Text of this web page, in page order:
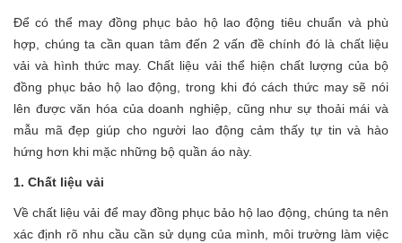
Để có thể may đồng phục bảo hộ lao động tiêu chuẩn và phù
hợp, chúng ta cần quan tâm đến 2 vấn đề chính đó là chất liệu
vải và hình thức may. Chất liệu vải thể hiện chất lượng của bộ
đồng phục bảo hộ lao động, trong khi đó cách thức may sẽ nói
lên được văn hóa của doanh nghiệp, cũng như sự thoải mái và
mẫu mã đẹp giúp cho người lao động cảm thấy tự tin và hào
hứng hơn khi mặc những bộ quần áo này.
1. Chất liệu vải
Về chất liệu vải để may đồng phục bảo hộ lao động, chúng ta nên
xác định rõ nhu cầu cần sử dụng của mình, môi trường làm việc